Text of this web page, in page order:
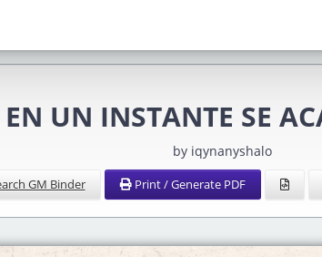
UN INSTANTE SE
by iqynanyshalo
GM Binder Print / Generate PDF